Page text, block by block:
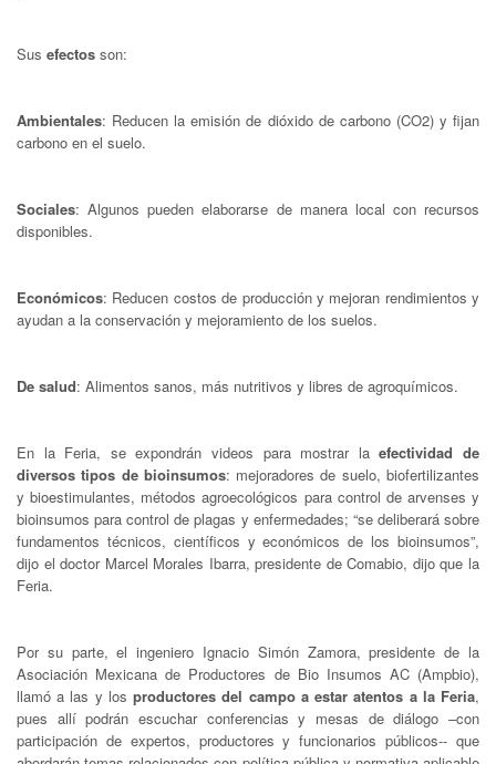
Sus efectos son:
Ambientales: Reducen la emisión de dióxido de carbono (CO2) y fijan
carbono en el suelo.
Sociales: Algunos pueden elaborarse de manera local con recursos
disponibles.
Económicos: Reducen costos de producción y mejoran rendimientos y
ayudan a la conservación y mejoramiento de los suelos.
De salud: Alimentos sanos, más nutritivos y libres de agroquímicos.
En la Feria, se expondrán videos para mostrar laefectividad de
diversos tipos de bioinsumos: mejoradores de suelo, biofertilizantes
y bioestimulantes, métodos agroecológicos para control de arvenses y
bioinsumos para control de plagas y enfermedades; “se deliberará sobre
fundamentos técnicos, científicos y económicos de los bioinsumos”,
dijo el doctor Marcel Morales Ibarra, presidente de Comabio, dijo que la
Feria.
Por su parte, el ingeniero Ignacio Simón Zamora, presidente de la
Asociación Mexicana de Productores de Bio Insumos AC (Ampbio),
llamó a las y los productores del campo a estar atentos a la Feria,
pues allí podrán escuchar conferencias y mesas de diálogo –con
participación de expertos, productores y funcionarios públicos-- que